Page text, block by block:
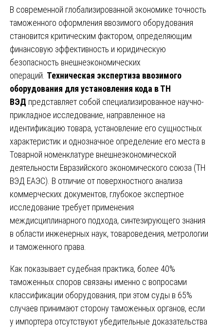
В современной глобализированной экономике точность
таможенного оформления ввозимого оборудования
становится критическим фактором, определяющим
финансовую эффективность и юридическую
безопасность внешнеэкономических
операций. Техническая экспертиза ввозимого
оборудования для установления кода в ТН
ВЭД представляет собой специализированное научно-
прикладное исследование, направленное на
идентификацию товара, установление его сущностных
характеристик и однозначное определение его места в
Товарной номенклатуре внешнеэкономической
деятельности Евразийского экономического союза (ТН
ВЭД ЕАЭС). В отличие от поверхностного анализа
коммерческих документов, глубокое экспертное
исследование требует применения
междисциплинарного подхода, синтезирующего знания
в области инженерных наук, товароведения, метрологии
и таможенного права.
Как показывает судебная практика, более 40%
таможенных споров связаны именно с вопросами
классификации оборудования, при этом суды в 65%
случаев принимают сторону таможенных органов, если
у импортера отсутствуют убедительные доказательства